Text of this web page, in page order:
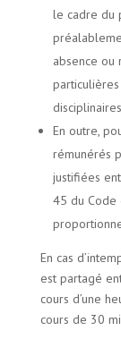
le cadre du
absence ou
En outre,
rémunérés
justifiées
45 du Code
En cas
est partagé
cours d’une
cours de 30